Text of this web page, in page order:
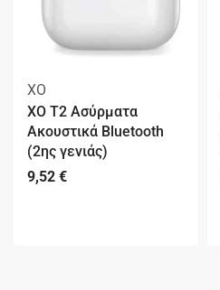
XO
XO T2 Ασύρματα
Ακουστικά Bluetooth
(2ης γενιάς)
9,52 €